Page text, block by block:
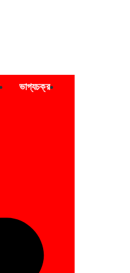
ভাগ্যচক্র